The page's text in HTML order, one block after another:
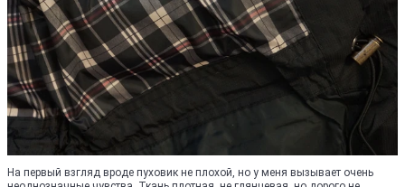
На первый взгляд вроде пуховик не плохой, но у меня вызывает очень